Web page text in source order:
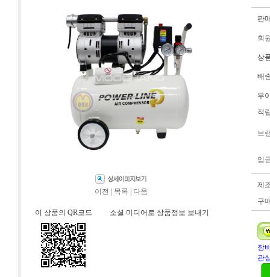
이전 목록 다음
이 상품의 QR코드 소셜 미디어로 상품정보 보내기
판
회
상
배
무
적
브
입
제
구
장
관